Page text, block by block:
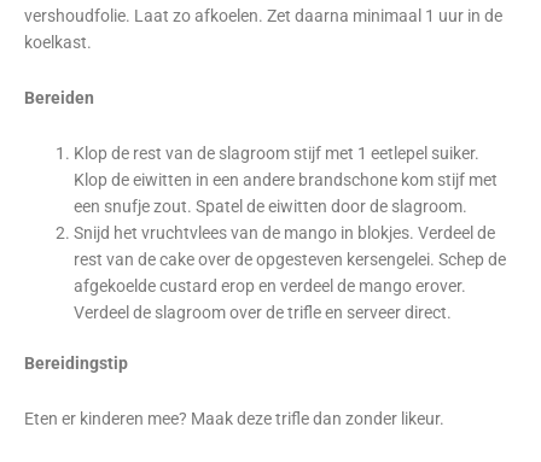
vershoudfolie. Laat zo afkoelen. Zet daarna minimaal 1 uur in de
koelkast.
Bereiden
Klop de rest van de slagroom stijf met 1 eetlepel suiker.
Klop de eiwitten in een andere brandschone kom stijf met
een snufje zout. Spatel de eiwitten door de slagroom.
Snijd het vruchtvlees van de mango in blokjes. Verdeel de
rest van de cake over de opgesteven kersengelei. Schep de
afgekoelde custard erop en verdeel de mango erover.
Verdeel de slagroom over de trifle en serveer direct.
Bereidingstip
Eten er kinderen mee? Maak deze trifle dan zonder likeur.